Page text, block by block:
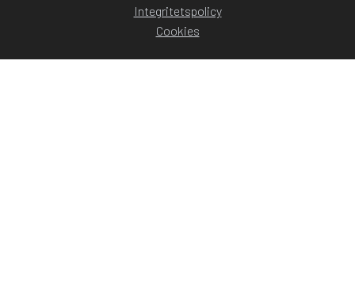
Integritetspolicy
Cookies